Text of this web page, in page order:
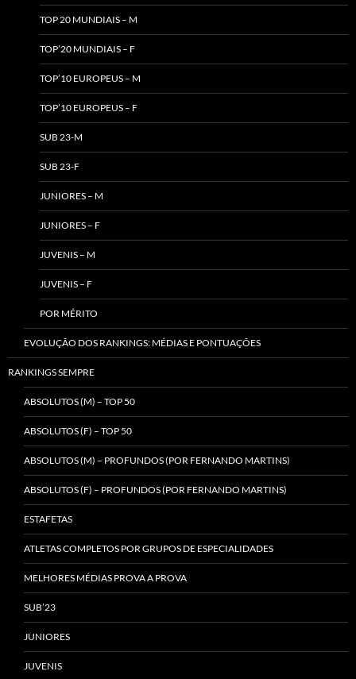
TOP 20 MUNDIAIS – M
TOP’20 MUNDIAIS – F
TOP’10 EUROPEUS – M
TOP’10 EUROPEUS – F
SUB 23-M
SUB 23-F
JUNIORES – M
JUNIORES – F
JUVENIS – M
JUVENIS – F
POR MÉRITO
EVOLUÇÃO DOS RANKINGS: MÉDIAS E PONTUAÇÕES
RANKINGS SEMPRE
ABSOLUTOS (M) – TOP 50
ABSOLUTOS (F) – TOP 50
ABSOLUTOS (M) – PROFUNDOS (POR FERNANDO MARTINS)
ABSOLUTOS (F) – PROFUNDOS (POR FERNANDO MARTINS)
ESTAFETAS
ATLETAS COMPLETOS POR GRUPOS DE ESPECIALIDADES
MELHORES MÉDIAS PROVA A PROVA
SUB’23
JUNIORES
JUVENIS